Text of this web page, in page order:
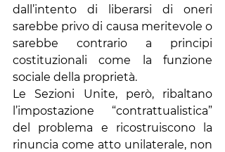
dall’intento di liberarsi di oneri
sarebbe privo di causa meritevole o
sarebbe contrario a principi
costituzionali come la funzione
sociale della proprietà.
Le Sezioni Unite, però, ribaltano
l’impostazione “contrattualistica”
del problema e ricostruiscono la
rinuncia come atto unilaterale, non